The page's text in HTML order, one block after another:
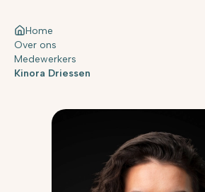
Home
Over ons
Medewerkers
Kinora Driessen